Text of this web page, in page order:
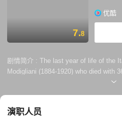
7.8
优酷
剧情简介 : The last year of life of the
Modigliani (1884-1920) who died with
Philipe, who was lethally sick during
this movie was directed by Jacques
演职人员